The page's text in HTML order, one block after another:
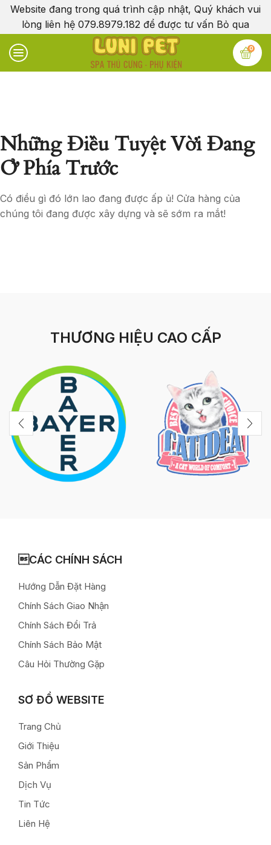
Website đang trong quá trình cập nhật, Quý khách vui
lòng liên hệ 079.8979.182 để được tư vấn Bỏ qua
0
Những Điều Tuyệt Vời Đang
Ở Phía Trước
Có điều gì đó lớn lao đang được ấp ủ! Cửa hàng của
chúng tôi đang được xây dựng và sẽ sớm ra mắt!
THƯƠNG HIỆU CAO CẤP
CÁC CHÍNH SÁCH
Hướng Dẫn Đặt Hàng
Chính Sách Giao Nhận
Chính Sách Đổi Trả
Chính Sách Bảo Mật
Câu Hỏi Thường Gặp
SƠ ĐỒ WEBSITE
Trang Chủ
Giới Thiệu
Sản Phẩm
Dịch Vụ
Tin Tức
Liên Hệ